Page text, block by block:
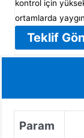
kontrol için
ortamlarda
Teklif
Param